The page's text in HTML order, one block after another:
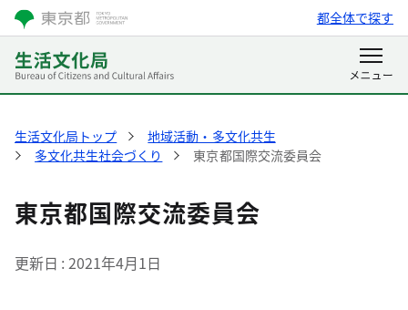
都全体で探す
生活文化局トップ
地域活動・多文化共生
多文化共生社会づくり
東京都国際交流委員会
東京都国際交流委員会
更新日 2021年4月1日